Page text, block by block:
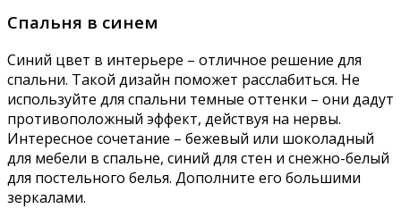
Спальня в синем
Синий цвет в интерьере – отличное решение для
спальни. Такой дизайн поможет расслабиться. Не
используйте для спальни темные оттенки – они дадут
противоположный эффект, действуя на нервы.
Интересное сочетание – бежевый или шоколадный
для мебели в спальне, синий для стен и снежно-белый
для постельного белья. Дополните его большими
зеркалами.